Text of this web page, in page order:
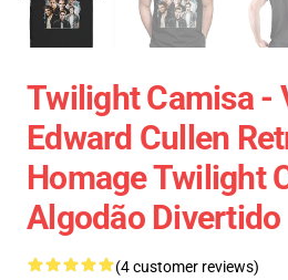
Twilight Camisa -
Edward Cullen
Homage Twilight
Algodão Divertido
(4 customer reviews)